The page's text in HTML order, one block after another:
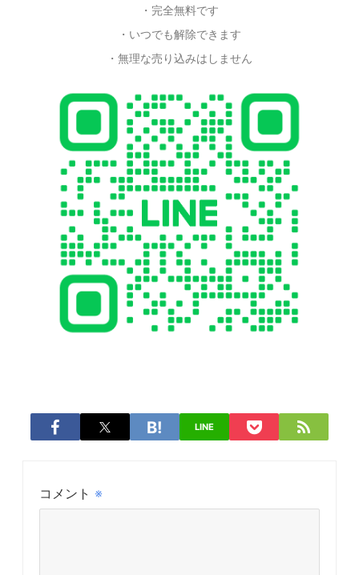
・完全無料です
・いつでも解除できます
・無理な売り込みはしません
LINE
コメント ※